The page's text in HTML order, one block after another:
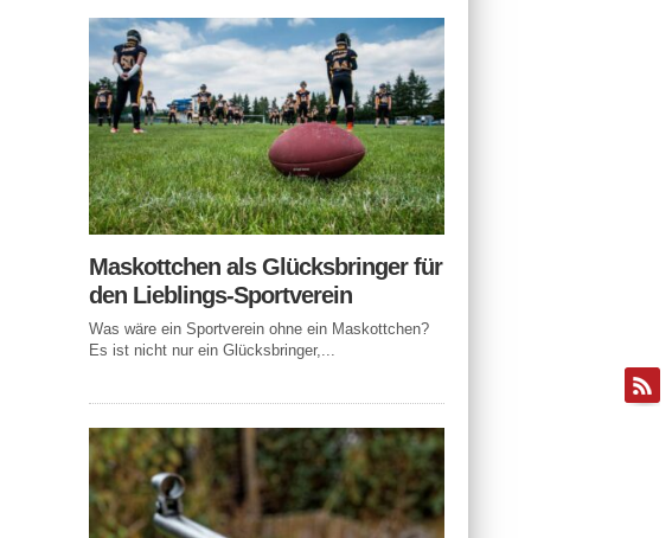
Maskottchen als Glücksbringer für
den Lieblings-Sportverein
Was wäre ein Sportverein ohne ein Maskottchen?
Es ist nicht nur ein Glücksbringer,...